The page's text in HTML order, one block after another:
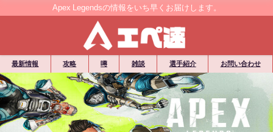
Apex Legendsの情報をいち早くお届けします。
最新情報 攻略 噂 雑談 選手紹介 お問い合わせ